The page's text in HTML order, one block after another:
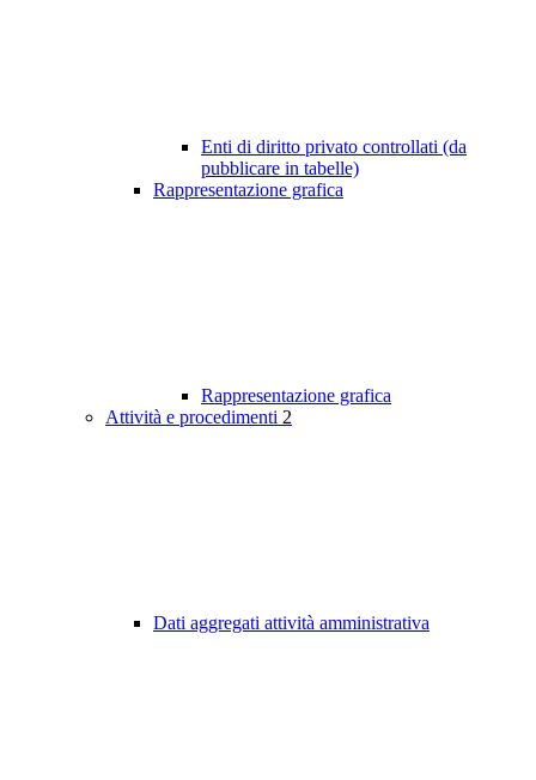
Enti di diritto privato controllati (da
pubblicare in tabelle)
Rappresentazione grafica
Rappresentazione grafica
Attività e procedimenti 2
Dati aggregati attività amministrativa